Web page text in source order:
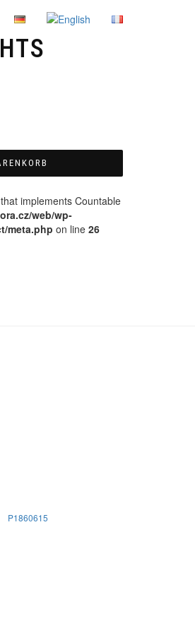
implements Countable
web/wp-
meta.php on line 26